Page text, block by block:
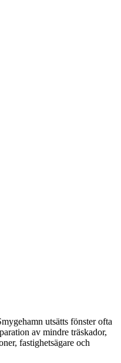
utsätts fönster ofta
av mindre träskador,
fastighetsägare och